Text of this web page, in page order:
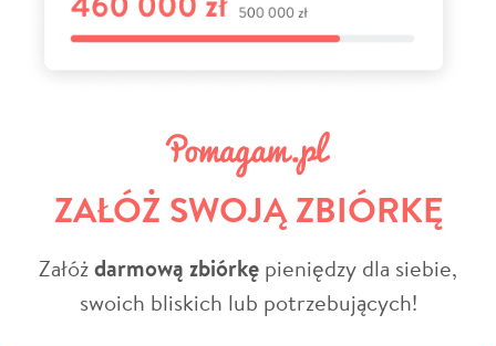
ZAŁÓŻ SWOJĄ ZBIÓRKĘ
Załóżdarmową zbiórkę pieniędzy dla siebie,
swoich bliskich lub potrzebujących!